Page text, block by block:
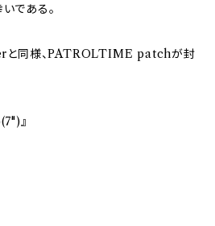
である。
と同様、PATROLTIME patchが封
』